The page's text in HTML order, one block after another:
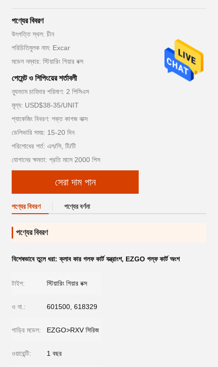
পণ্যের বিবরণ
উৎপত্তি স্থল: চীন
পরিচিতিমুলক নাম: Excar
মডেল নম্বার: স্টিয়ারিং গিয়ার বক্স
পেমেন্ট ও শিপিংয়ের শর্তাবলী
ন্যূনতম চাহিদার পরিমাণ: 2 পিসিএস
মূল্য: USD$38-35/UNIT
প্যাকেজিং বিবরণ: শক্ত কাগজ বাক্স
ডেলিভারি সময়: 15-20 দিন
পরিশোধের শর্ত: এল/সি, টি/টি
যোগানের ক্ষমতা: প্রতি মাসে 2000 পিস
সেরা দাম পান
পণ্যের বিবরণ পণ্যের বর্ণনা
পণ্যের বিবরণ
বিশেষভাবে তুলে ধরা:ক্লাব কার গলফ কার্ট যন্ত্রাংশ, EZGO গল্ফ কার্ট অংশ
টাইপ: স্টিয়ারিং গিয়ার বক্স
ও না.: 601500, 618329
গাড়ির মডেল: EZGO>RXV সিরিজ
ওয়ারেন্টি: 1 বছর